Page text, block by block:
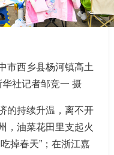
市西乡县杨河镇高土
社记者邹竞一 摄
持续升温，离不开
，油菜花田里支起火
掉春天”；在浙江嘉